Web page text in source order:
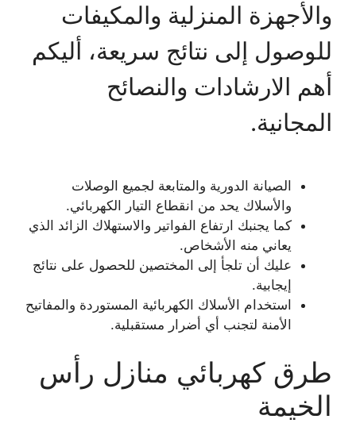
والأجهزة المنزلية والمكيفات
للوصول إلى نتائج سريعة، أليكم
أهم الارشادات والنصائح
المجانية.
الصيانة الدورية والمتابعة لجميع الوصلات
والأسلاك يحد من انقطاع التيار الكهربائي.
كما يجنبك ارتفاع الفواتير والاستهلاك الزائد الذي
يعاني منه الأشخاص.
عليك أن تلجأ إلى المختصين للحصول على نتائج
إيجابية.
استخدام الأسلاك الكهربائية المستوردة والمفاتيح
الأمنة لتجنب أي أضرار مستقبلية.
طرق كهربائي منازل رأس
الخيمة